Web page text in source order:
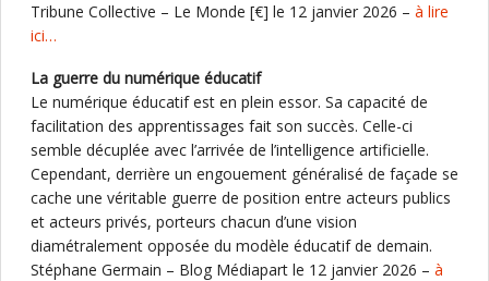
Tribune Collective – Le Monde [€] le 12 janvier 2026 – à lire
ici…
La guerre du numérique éducatif
Le numérique éducatif est en plein essor. Sa capacité de
facilitation des apprentissages fait son succès. Celle-ci
semble décuplée avec l’arrivée de l’intelligence artificielle.
Cependant, derrière un engouement généralisé de façade se
cache une véritable guerre de position entre acteurs publics
et acteurs privés, porteurs chacun d’une vision
diamétralement opposée du modèle éducatif de demain.
Stéphane Germain – Blog Médiapart le 12 janvier 2026 – à